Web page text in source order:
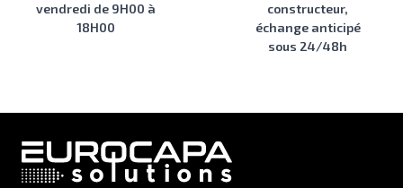
vendredi de 9H00 à
18H00
constructeur,
échange anticipé
sous 24/48h